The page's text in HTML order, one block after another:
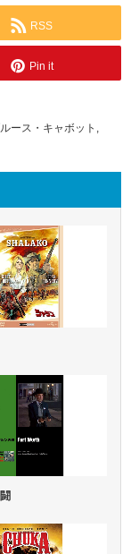
RSS
Pin it
ース・キャボット ,